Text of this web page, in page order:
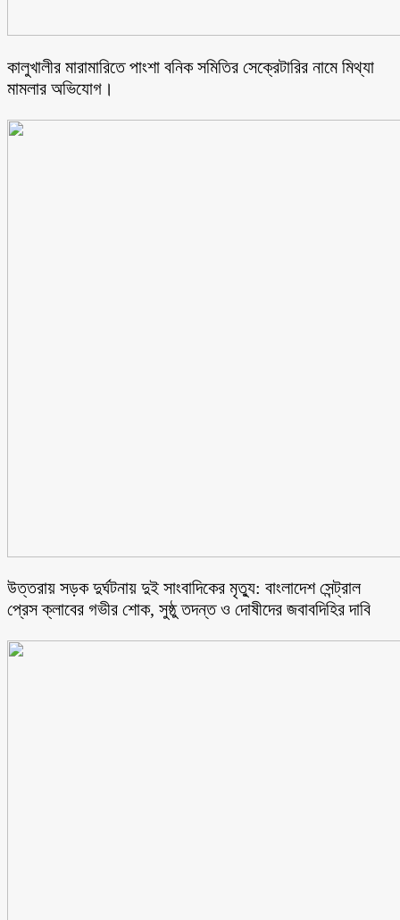
কালুখালীর মারামারিতে পাংশা বনিক সমিতির সেক্রেটারির নামে মিথ্যা
মামলার অভিযোগ।
উত্তরায় সড়ক দুর্ঘটনায় দুই সাংবাদিকের মৃত্যু: বাংলাদেশ সেন্ট্রাল
প্রেস ক্লাবের গভীর শোক, সুষ্ঠু তদন্ত ও দোষীদের জবাবদিহির দাবি